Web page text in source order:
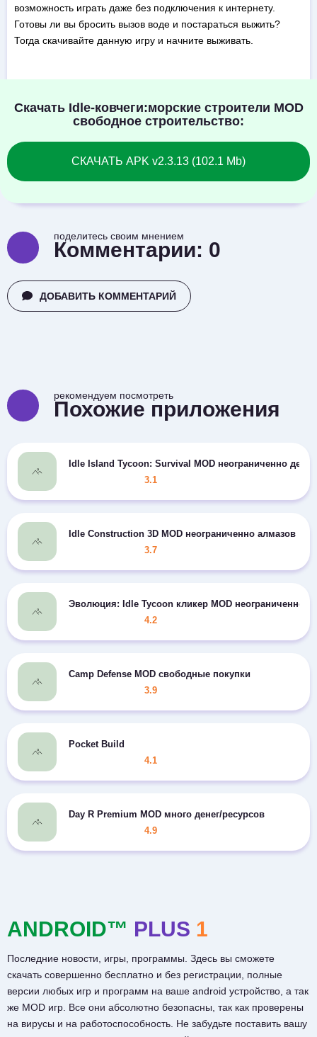
возможность играть даже без подключения к интернету.
Готовы ли вы бросить вызов воде и постараться выжить?
Тогда скачивайте данную игру и начните выживать.
Скачать Idle-ковчеги:морские строители MOD
свободное строительство:
СКАЧАТЬ APK v2.3.13 (102.1 Mb)
поделитесь своим мнением
Комментарии: 0
ДОБАВИТЬ КОММЕНТАРИЙ
рекомендуем посмотреть
Похожие приложения
Idle Island Tycoon: Survival MOD неограниченно
3.1
Idle Construction 3D MOD неограниченно алмазов
3.7
Эволюция: Idle Tycoon кликер MOD неограниченно
4.2
Camp Defense MOD свободные покупки
3.9
Pocket Build
4.1
Day R Premium MOD много денег/ресурсов
4.9
ANDROID™ PLUS 1
Последние новости, игры, программы. Здесь вы сможете
скачать совершенно бесплатно и без регистрации, полные
версии любых игр и программ на ваше android устройство, а так
же MOD игр. Все они абсолютно безопасны, так как проверены
на вирусы и на работоспособность. Не забудьте поставить вашу